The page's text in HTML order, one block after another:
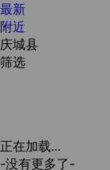
最新
附近
庆城县
筛选
正在加载...
-没有更多了-